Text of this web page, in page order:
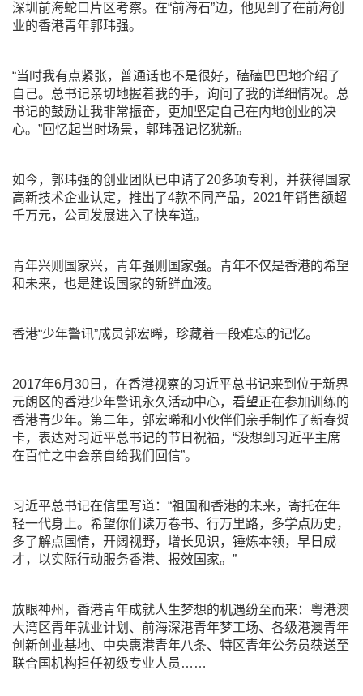
深圳前海蛇口片区考察。在“前海石”边，他见到了在前海创
业的香港青年郭玮强。
“当时我有点紧张，普通话也不是很好，磕磕巴巴地介绍了
自己。总书记亲切地握着我的手，询问了我的详细情况。总
书记的鼓励让我非常振奋，更加坚定自己在内地创业的决
心。”回忆起当时场景，郭玮强记忆犹新。
如今，郭玮强的创业团队已申请了20多项专利，并获得国家
高新技术企业认定，推出了4款不同产品，2021年销售额超
千万元，公司发展进入了快车道。
青年兴则国家兴，青年强则国家强。青年不仅是香港的希望
和未来，也是建设国家的新鲜血液。
香港“少年警讯”成员郭宏晞，珍藏着一段难忘的记忆。
2017年6月30日，在香港视察的习近平总书记来到位于新界
元朗区的香港少年警讯永久活动中心，看望正在参加训练的
香港青少年。第二年，郭宏晞和小伙伴们亲手制作了新春贺
卡，表达对习近平总书记的节日祝福，“没想到习近平主席
在百忙之中会亲自给我们回信”。
习近平总书记在信里写道：“祖国和香港的未来，寄托在年
轻一代身上。希望你们读万卷书、行万里路，多学点历史，
多了解点国情，开阔视野，增长见识，锤炼本领，早日成
才，以实际行动服务香港、报效国家。”
放眼神州，香港青年成就人生梦想的机遇纷至而来：粤港澳
大湾区青年就业计划、前海深港青年梦工场、各级港澳青年
创新创业基地、中央惠港青年八条、特区青年公务员获送至
联合国机构担任初级专业人员……